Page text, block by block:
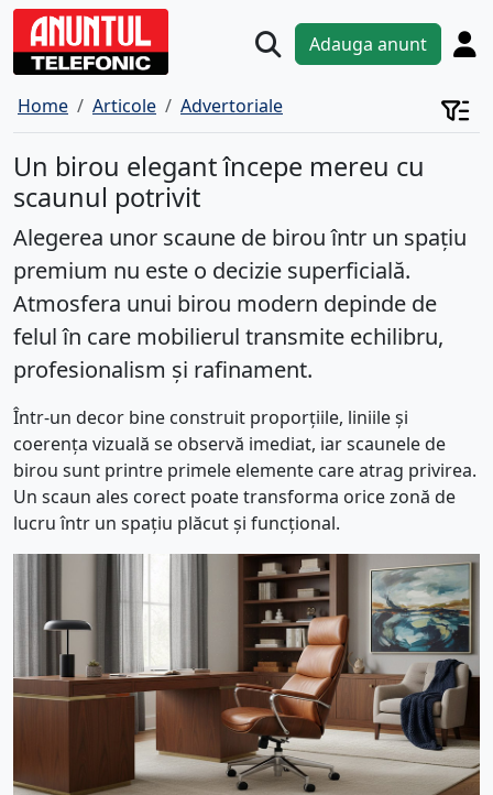
Adauga anunt
Home Articole Advertoriale
Un birou elegant începe mereu cu
scaunul potrivit
Alegerea unor scaune de birou într un spațiu
premium nu este o decizie superficială.
Atmosfera unui birou modern depinde de
felul în care mobilierul transmite echilibru,
profesionalism și rafinament.
Într-un decor bine construit proporțiile, liniile și
coerența vizuală se observă imediat, iar scaunele de
birou sunt printre primele elemente care atrag privirea.
Un scaun ales corect poate transforma orice zonă de
lucru într un spațiu plăcut și funcțional.